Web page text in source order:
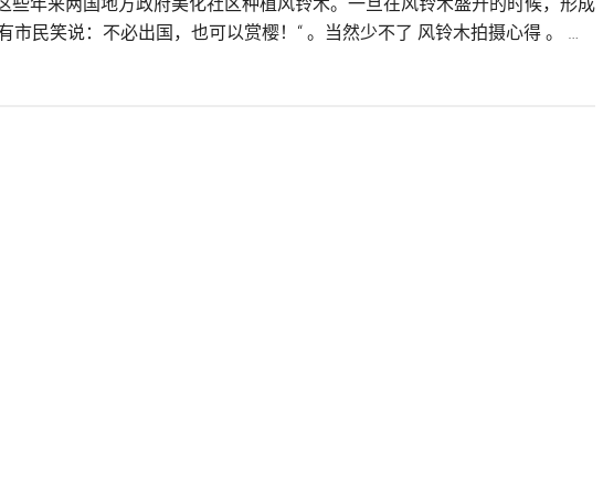
市民笑说：不必出国，也可以赏樱！“ 。当然少不了 风铃木拍摄心得 。 …